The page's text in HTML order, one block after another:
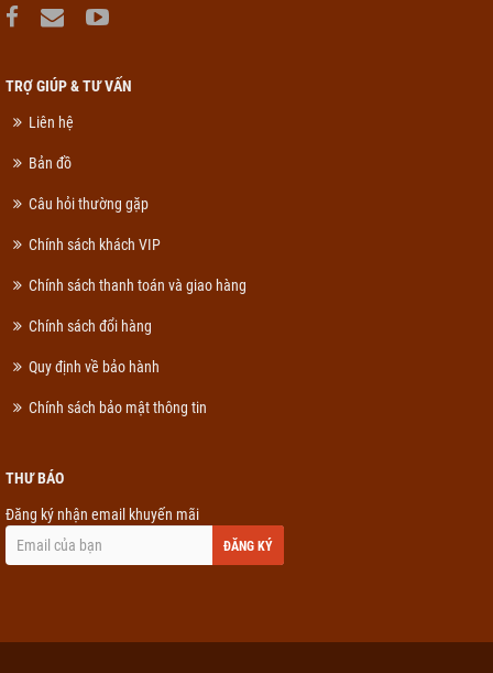
TRỢ GIÚP & TƯ VẤN
Liên hệ
Bản đồ
Câu hỏi thường gặp
Chính sách khách VIP
Chính sách thanh toán và giao hàng
Chính sách đổi hàng
Quy định về bảo hành
Chính sách bảo mật thông tin
THƯ BÁO
Đăng ký nhận email khuyến mãi
ĐĂNG KÝ